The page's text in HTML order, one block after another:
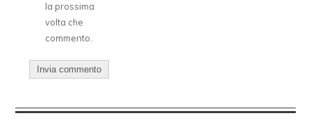
la prossima
volta che
commento.